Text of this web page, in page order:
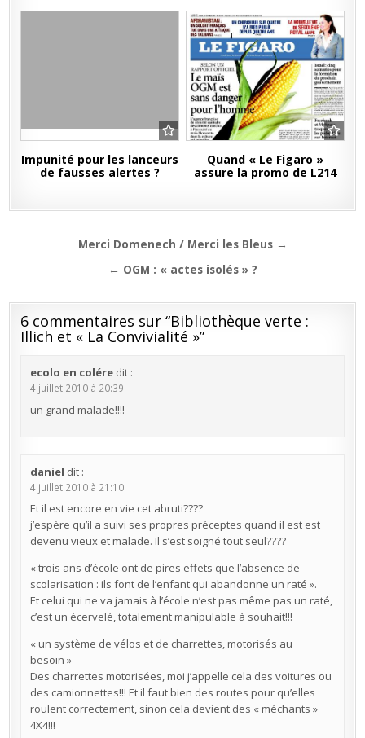
Impunité pour les lanceurs
de fausses alertes ?
Quand « Le Figaro »
assure la promo de L214
NavigationMerci Domenech / Merci les Bleus →
← OGM : « actes isolés » ?
6 commentaires sur “Bibliothèque verte :
Illich et « La Convivialité »”
ecolo en colére dit :
4 juillet 2010 à 20:39
un grand malade!!!!
daniel dit :
4 juillet 2010 à 21:10
Et il est encore en vie cet abruti????
j’espère qu’il a suivi ses propres préceptes quand il est est
devenu vieux et malade. Il s’est soigné tout seul????
« trois ans d’école ont de pires effets que l’absence de
scolarisation : ils font de l’enfant qui abandonne un raté ».
Et celui qui ne va jamais à l’école n’est pas même pas un raté,
c’est un écervelé, totalement manipulable à souhait!!!
« un système de vélos et de charrettes, motorisés au
besoin »
Des charrettes motorisées, moi j’appelle cela des voitures ou
des camionnettes!!! Et il faut bien des routes pour qu’elles
roulent correctement, sinon cela devient des « méchants »
4X4!!!